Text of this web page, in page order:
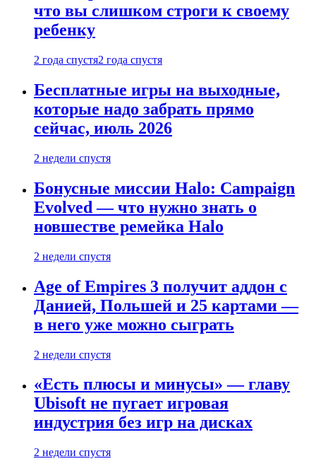
что вы слишком строги к своему
ребенку
2 года спустя2 года спустя
Бесплатные игры на выходные,
которые надо забрать прямо
сейчас, июль 2026
2 недели спустя
Бонусные миссии Halo: Campaign
Evolved — что нужно знать о
новшестве ремейка Halo
2 недели спустя
Age of Empires 3 получит аддон с
Данией, Польшей и 25 картами —
в него уже можно сыграть
2 недели спустя
«Есть плюсы и минусы» — главу
Ubisoft не пугает игровая
индустрия без игр на дисках
2 недели спустя